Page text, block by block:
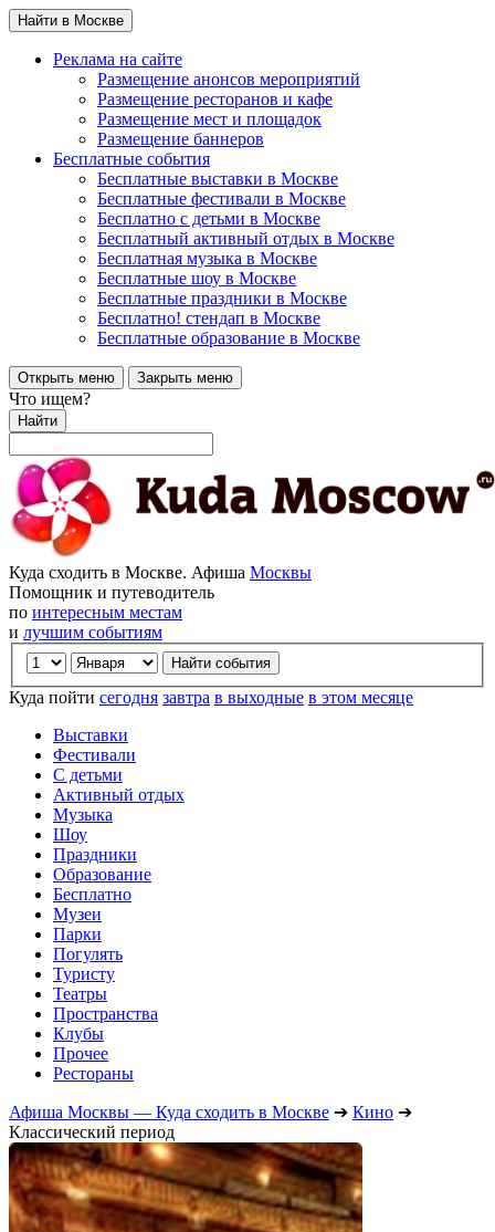
Найти в Москве
Реклама на сайте
Размещение анонсов мероприятий
Размещение ресторанов и кафе
Размещение мест и площадок
Размещение баннеров
Бесплатные события
Бесплатные выставки в Москве
Бесплатные фестивали в Москве
Бесплатно с детьми в Москве
Бесплатный активный отдых в Москве
Бесплатная музыка в Москве
Бесплатные шоу в Москве
Бесплатные праздники в Москве
Бесплатно! стендап в Москве
Бесплатные образование в Москве
Открыть меню Закрыть меню
Что ищем?
Найти
Куда сходить в Москве. Афиша Москвы
Помощник и путеводитель
по интересным местам
и лучшим событиям
Куда пойти сегодня завтра в выходные в этом месяце
Выставки
Фестивали
С детьми
Активный отдых
Музыка
Шоу
Праздники
Образование
Бесплатно
Музеи
Парки
Погулять
Туристу
Театры
Пространства
Клубы
Прочее
Рестораны
Афиша Москвы — Куда сходить в Москве ➔ Кино ➔
Классический период